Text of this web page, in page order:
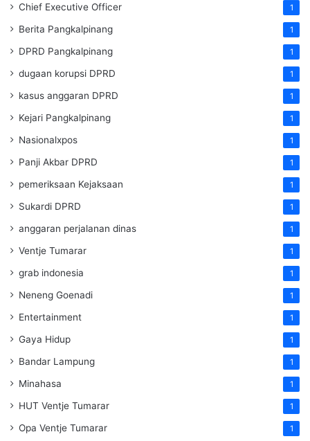
Chief Executive Officer 1
Berita Pangkalpinang 1
DPRD Pangkalpinang 1
dugaan korupsi DPRD 1
kasus anggaran DPRD 1
Kejari Pangkalpinang 1
Nasionalxpos 1
Panji Akbar DPRD 1
pemeriksaan Kejaksaan 1
Sukardi DPRD 1
anggaran perjalanan dinas 1
Ventje Tumarar 1
grab indonesia 1
Neneng Goenadi 1
Entertainment 1
Gaya Hidup 1
Bandar Lampung 1
Minahasa 1
HUT Ventje Tumarar 1
Opa Ventje Tumarar 1